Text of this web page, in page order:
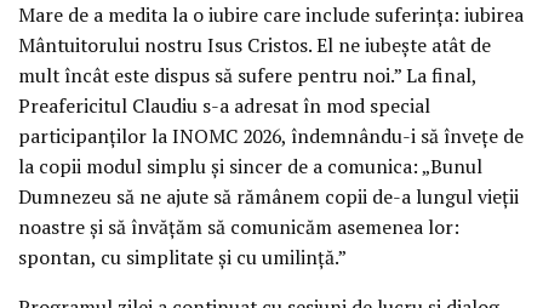
Mare de a medita la o iubire care include suferința: iubirea
Mântuitorului nostru Isus Cristos. El ne iubește atât de
mult încât este dispus să sufere pentru noi.” La final,
Preafericitul Claudiu s-a adresat în mod special
participanților la INOMC 2026, îndemnându-i să învețe de
la copii modul simplu și sincer de a comunica: „Bunul
Dumnezeu să ne ajute să rămânem copii de-a lungul vieții
noastre și să învățăm să comunicăm asemenea lor:
spontan, cu simplitate și cu umilință.”